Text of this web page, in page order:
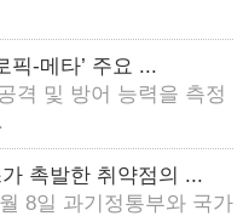
픽-메타’ 주요 ...
격 및 방어 능력을 측정
촉발한 취약점의 ...
8일 과기정통부와 국가